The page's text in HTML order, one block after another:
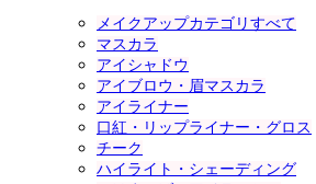
メイクアップカテゴリすべて
マスカラ
アイシャドウ
アイブロウ・眉マスカラ
アイライナー
口紅・リップライナー・グロス
チーク
ハイライト・シェーディング